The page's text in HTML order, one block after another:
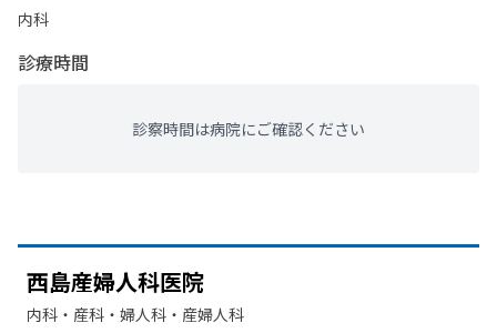
内科
診療時間
診察時間は病院にご確認ください
西島産婦人科医院
内科・​産科・​婦人科・​産婦人科